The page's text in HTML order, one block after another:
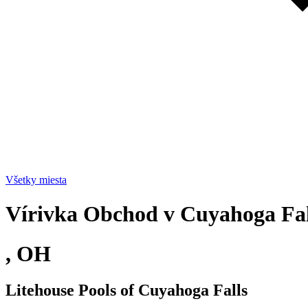
Všetky miesta
Vírivka Obchod v Cuyahoga
, OH
Litehouse Pools of Cuyahoga Falls